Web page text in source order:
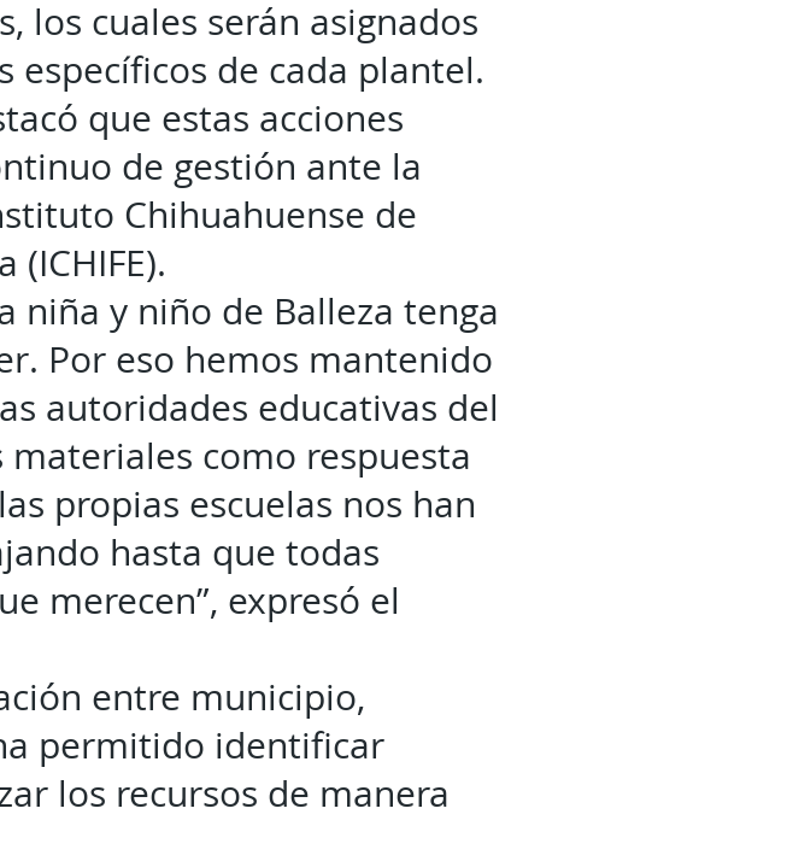
los cuales serán asignados
de cada plantel.
que estas acciones
de gestión ante la
Chihuahuense de
niña y niño de Balleza tenga
Por eso hemos mantenido
autoridades educativas del
como respuesta
propias escuelas nos han
hasta que todas
merecen”, expresó el
entre municipio,
permitido identificar
los recursos de manera